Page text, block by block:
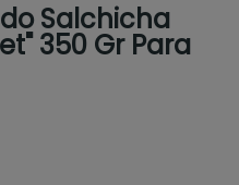
Salchicha
350 Gr Para